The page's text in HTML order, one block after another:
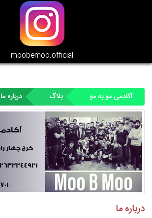
moobemoo.official
آکادمی مو به مو بلاگ درباره ما
درباره ما